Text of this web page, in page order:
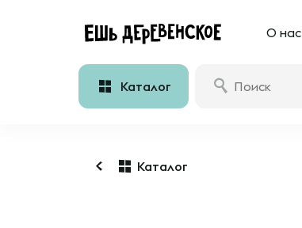
О нас
Каталог
Каталог